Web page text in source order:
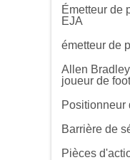
Émetteur de
EJA
émetteur de
Allen
joueur de
Positionneur
Barrière de
Pièces